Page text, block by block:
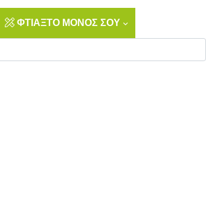
ΦΤΙΑΞΤΟ ΜΟΝΟΣ ΣΟΥ